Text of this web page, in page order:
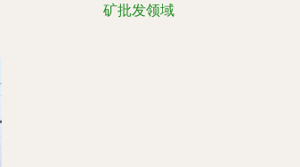
矿批发领域